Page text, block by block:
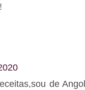
de